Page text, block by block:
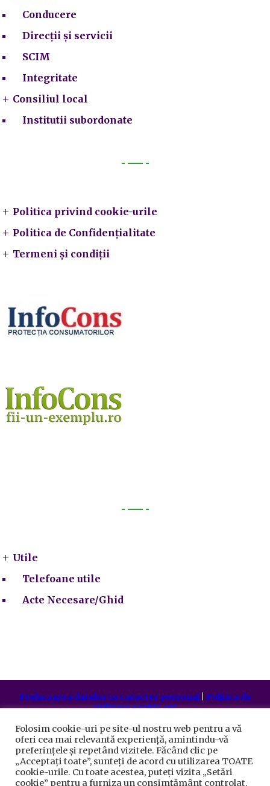
Conducere
Direcții și servicii
SCIM
Integritate
Consiliul local
Institutii subordonate
Politica privind cookie-urile
Politica de Confidențialitate
Termeni și condiții
Utile
Telefoane utile
Acte Necesare/Ghid
Prelucrarea datelor cu caracter personal| Politica de
utilizare cookie-uri
rezervate.
Folosim cookie-uri pe site-ul nostru web pentru a vă
oferi cea mai relevantă experiență, amintindu-vă
preferințele și repetând vizitele. Făcând clic pe
„Acceptați toate”, sunteți de acord cu utilizarea TOATE
cookie-urile. Cu toate acestea, puteți vizita „Setări
cookie” pentru a furniza un consimțământ controlat.